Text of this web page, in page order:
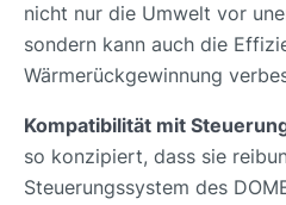
nicht nur die Umwelt vor
sondern kann auch die
Wärmerückgewinnung
Kompatibilität mit
so konzipiert, dass sie
Steuerungssystem des